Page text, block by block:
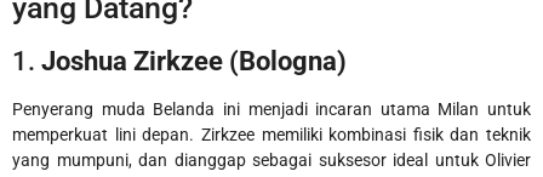
yang Datang?
1. Joshua Zirkzee (Bologna)
Penyerang muda Belanda ini menjadi incaran utama Milan untuk
memperkuat lini depan. Zirkzee memiliki kombinasi fisik dan teknik
yang mumpuni, dan dianggap sebagai suksesor ideal untuk Olivier